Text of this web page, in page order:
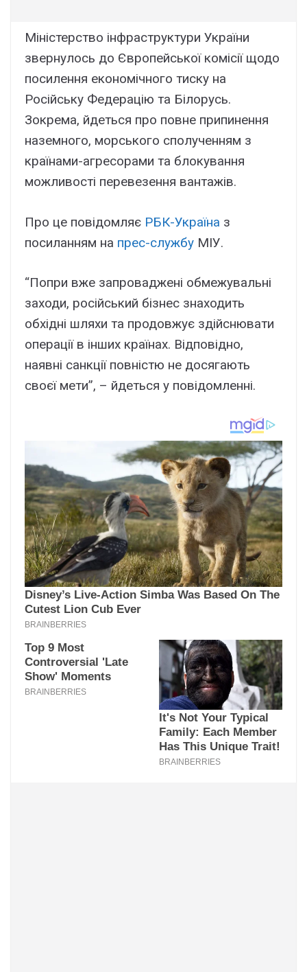
Міністерство інфраструктури України
звернулось до Європейської комісії щодо
посилення економічного тиску на
Російську Федерацію та Білорусь.
Зокрема, йдеться про повне припинення
наземного, морського сполученням з
країнами-агресорами та блокування
можливості перевезення вантажів.
Про це повідомляє РБК-Україна з
посиланням на прес-службу МІУ.
“Попри вже запроваджені обмежувальні
заходи, російський бізнес знаходить
обхідні шляхи та продовжує здійснювати
операції в інших країнах. Відповідно,
наявні санкції повністю не досягають
своєї мети”, – йдеться у повідомленні.